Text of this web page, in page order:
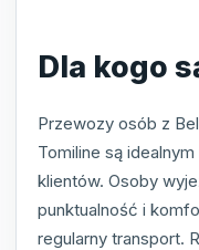
Dla kogo
Przewozy osób z
Tomiline są
klientów. Osoby
punktualność i
regularny transport.